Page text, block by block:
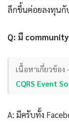
ลึกขึ้นค่อยลงทุนกั
Q: มี
เนื้อหาเกี่ยวข้อง
CQRS Event
A: มีครับทั้ง